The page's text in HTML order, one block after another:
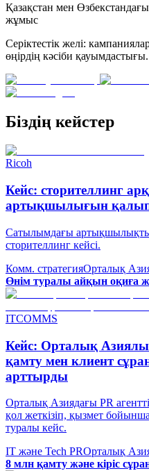
Қазақстан мен
жұмыс
Серіктестік желі:
өңірдің кәсіби қауымдастығы.
Біздің кейстер
Ricoh
Кейс: сторителлинг
артықшылығын
Сатылымдағы артықшылықты
сторителлинг кейсі.
Комм. стратегияОрталық
Өнім туралы айқын оқиға
ITCOMMS
Кейс: Орталық
қамту мен клиент
арттырды
Орталық Азиядағы PR
қол жеткізіп, қызмет
туралы кейс.
IT және Tech PRОрталық
8 млн қамту және кіріс